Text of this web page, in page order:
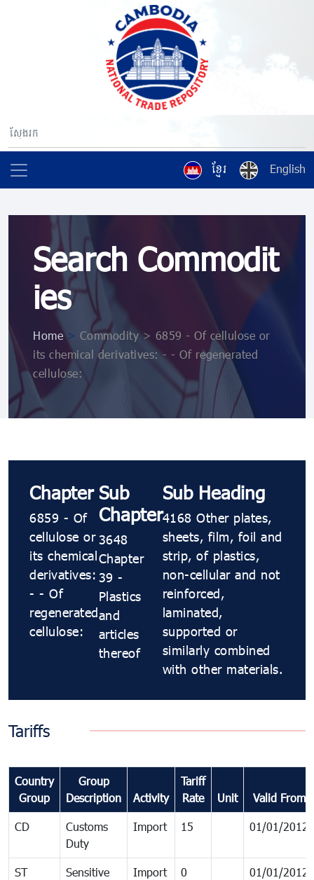
ខ្មែរ English
Search Commodit
ies
Home> Commodity > 6859 - Of cellulose or
its chemical derivatives: - - Of regenerated
cellulose:
Chapter
6859 - Of
cellulose or
its chemical
derivatives:
- - Of
regenerated
cellulose:
Sub
Chapter
3648
Chapter
39 -
Plastics
and
articles
thereof
Sub Heading
4168 Other plates,
sheets, film, foil and
strip, of plastics,
non-cellular and not
reinforced,
laminated,
supported or
similarly combined
with other materials.
Tariffs
Country
Group
Group
Description
Activity
Tariff
Rate
Unit Valid From
CD
Customs
Duty
Import 15 01/01/2012
ST
Sensitive
Import 0 01/01/2012